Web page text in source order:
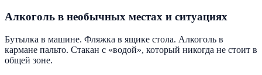
Алкоголь в необычных местах и ситуациях
Бутылка в машине. Фляжка в ящике стола. Алкоголь в
кармане пальто. Стакан с «водой», который никогда не стоит в
общей зоне.